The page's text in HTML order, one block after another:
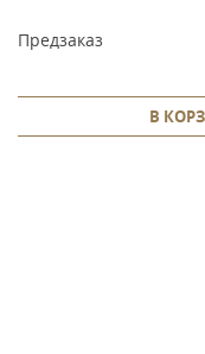
Предзаказ
В